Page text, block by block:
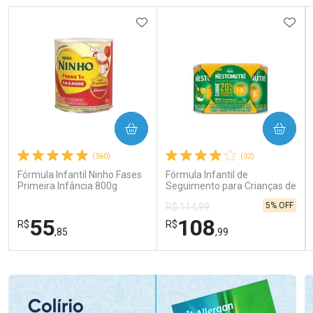
(360)
Fórmula Infantil Ninho Fases
Primeira Infância 800g
R$55,85
ADICIONAR AOS FAVORITOS
COMPRAR
(32)
Fórmula Infantil de
Seguimento para Crianças de
Primeira Infância Nestonutri
2 Unidades de 800g cada
R$ 114,99
R$108,99
5% OFF
COMPRAR
Laboratório
Por Menos